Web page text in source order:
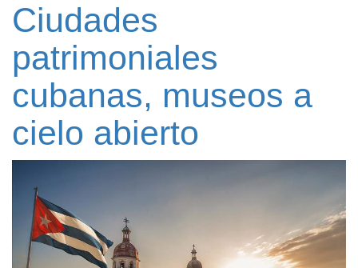
Ciudades
patrimoniales
cubanas, museos a
cielo abierto